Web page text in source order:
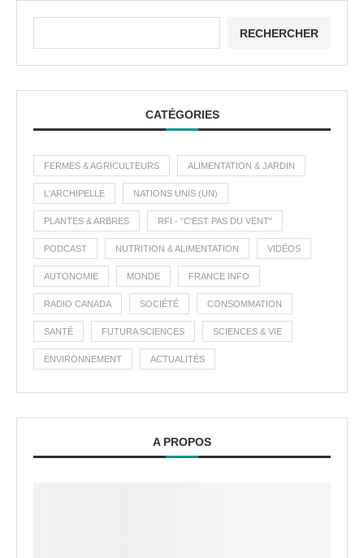
RECHERCHER
CATÉGORIES
FERMES & AGRICULTEURS ALIMENTATION & JARDIN
L'ARCHIPELLE NATIONS UNIS (UN)
PLANTES & ARBRES RFI - "C'EST PAS DU VENT"
PODCAST NUTRITION & ALIMENTATION VIDÉOS
AUTONOMIE MONDE FRANCE INFO
RADIO CANADA SOCIÉTÉ CONSOMMATION
SANTÉ FUTURA SCIENCES SCIENCES & VIE
ENVIRONNEMENT ACTUALITÉS
A PROPOS